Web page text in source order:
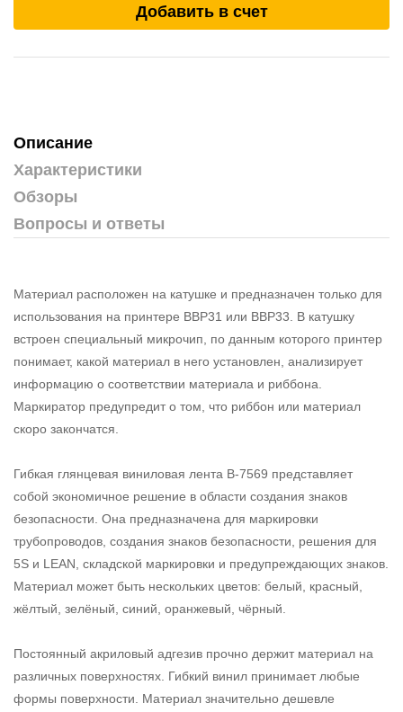
Добавить в счет
Описание
Характеристики
Обзоры
Вопросы и ответы
Материал расположен на катушке и предназначен только для
использования на принтере BBP31 или BBP33. В катушку
встроен специальный микрочип, по данным которого принтер
понимает, какой материал в него установлен, анализирует
информацию о соответствии материала и риббона.
Маркиратор предупредит о том, что риббон или материал
скоро закончатся.
Гибкая глянцевая виниловая лента B-7569 представляет
собой экономичное решение в области создания знаков
безопасности. Она предназначена для маркировки
трубопроводов, создания знаков безопасности, решения для
5S и LEAN, складской маркировки и предупреждающих знаков.
Материал может быть нескольких цветов: белый, красный,
жёлтый, зелёный, синий, оранжевый, чёрный.
Постоянный акриловый адгезив прочно держит материал на
различных поверхностях. Гибкий винил принимает любые
формы поверхности. Материал значительно дешевле